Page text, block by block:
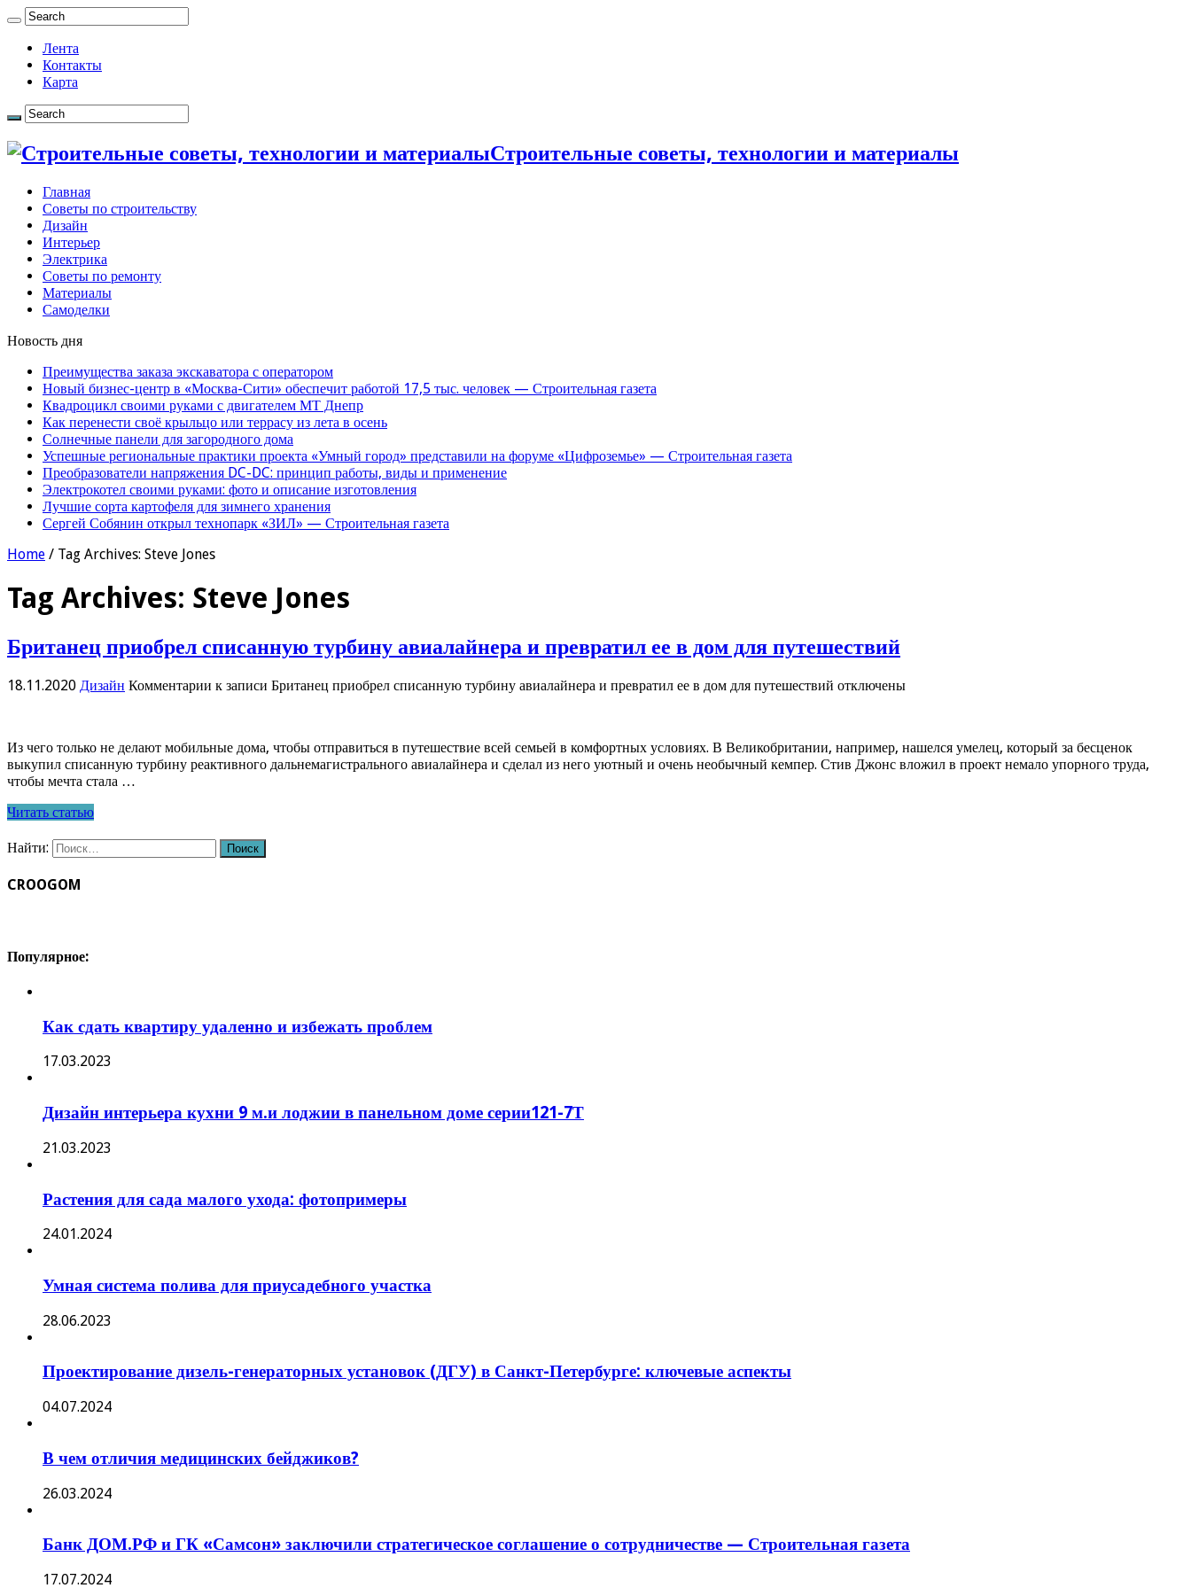
Лента
Контакты
Карта
Строительные советы, технологии и материалы
Главная
Советы по строительству
Дизайн
Интерьер
Электрика
Советы по ремонту
Материалы
Самоделки
Новость дня
Преимущества заказа экскаватора с оператором
Новый бизнес-центр в «Москва-Сити» обеспечит работой 17,5 тыс. человек — Строительная газета
Квадроцикл своими руками с двигателем МТ Днепр
Как перенести своё крыльцо или террасу из лета в осень
Солнечные панели для загородного дома
Успешные региональные практики проекта «Умный город» представили на форуме «Цифроземье» — Строительная газета
Преобразователи напряжения DC-DC: принцип работы, виды и применение
Электрокотел своими руками: фото и описание изготовления
Лучшие сорта картофеля для зимнего хранения
Сергей Собянин открыл технопарк «ЗИЛ» — Строительная газета
Home / Tag Archives: Steve Jones
Tag Archives: Steve Jones
Британец приобрел списанную турбину авиалайнера и превратил ее в дом для путешествий
18.11.2020 Дизайн Комментарии к записи Британец приобрел списанную турбину авиалайнера и превратил ее в дом для путешествий отключены
Из чего только не делают мобильные дома, чтобы отправиться в путешествие всей семьей в комфортных условиях. В Великобритании, например, нашелся умелец, который за бесценок
выкупил списанную турбину реактивного дальнемагистрального авиалайнера и сделал из него уютный и очень необычный кемпер. Стив Джонс вложил в проект немало упорного труда,
чтобы мечта стала …
Читать статью
Найти:
CROOGOM
Популярное:
Как сдать квартиру удаленно и избежать проблем
17.03.2023
Дизайн интерьера кухни 9 м.и лоджии в панельном доме серии121-7Т
21.03.2023
Растения для сада малого ухода: фотопримеры
24.01.2024
Умная система полива для приусадебного участка
28.06.2023
Проектирование дизель-генераторных установок (ДГУ) в Санкт-Петербурге: ключевые аспекты
04.07.2024
В чем отличия медицинских бейджиков?
26.03.2024
Банк ДОМ.РФ и ГК «Самсон» заключили стратегическое соглашение о сотрудничестве — Строительная газета
17.07.2024